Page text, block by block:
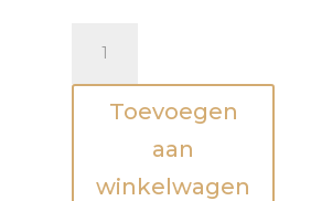
mama,
mamaToevoegen
aan
winkelwagen